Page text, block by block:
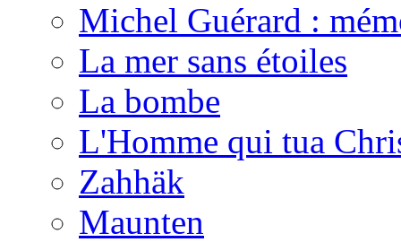
Michel Guérard :
La mer sans étoiles
La bombe
L'Homme qui tua
Zahhäk
Maunten